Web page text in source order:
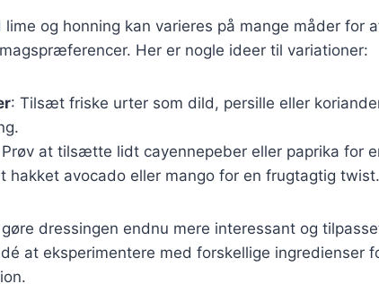
og honning kan varieres på mange måder for
Her er nogle ideer til variationer:
: Tilsæt friske urter som dild, persille eller
at tilsætte lidt cayennepeber eller paprika for
hakket avocado eller mango for en frugtagtig twist.
dressingen endnu mere interessant og
at eksperimentere med forskellige ingredienser